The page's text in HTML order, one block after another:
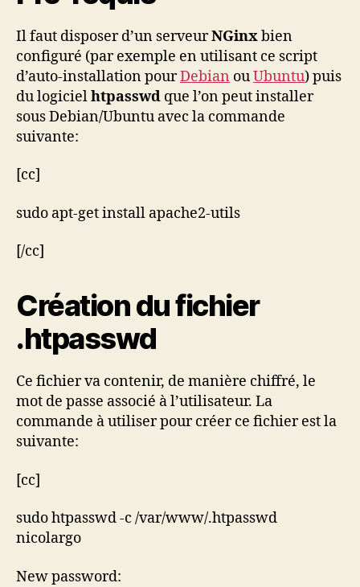
Il faut disposer d’un serveurNGinxbien
configuré (par exemple en utilisant ce script
d’auto-installation pourDebian ouUbuntu) puis
du logicielhtpasswd que l’on peut installer
sous Debian/Ubuntu avec la commande
suivante:
[cc]
sudo apt-get install apache2-utils
[/cc]
Création du fichier
.htpasswd
Ce fichier va contenir, de manière chiffré, le
mot de passe associé à l’utilisateur. La
commande à utiliser pour créer ce fichier est la
suivante:
[cc]
sudo htpasswd -c /var/www/.htpasswd
nicolargo
New password: